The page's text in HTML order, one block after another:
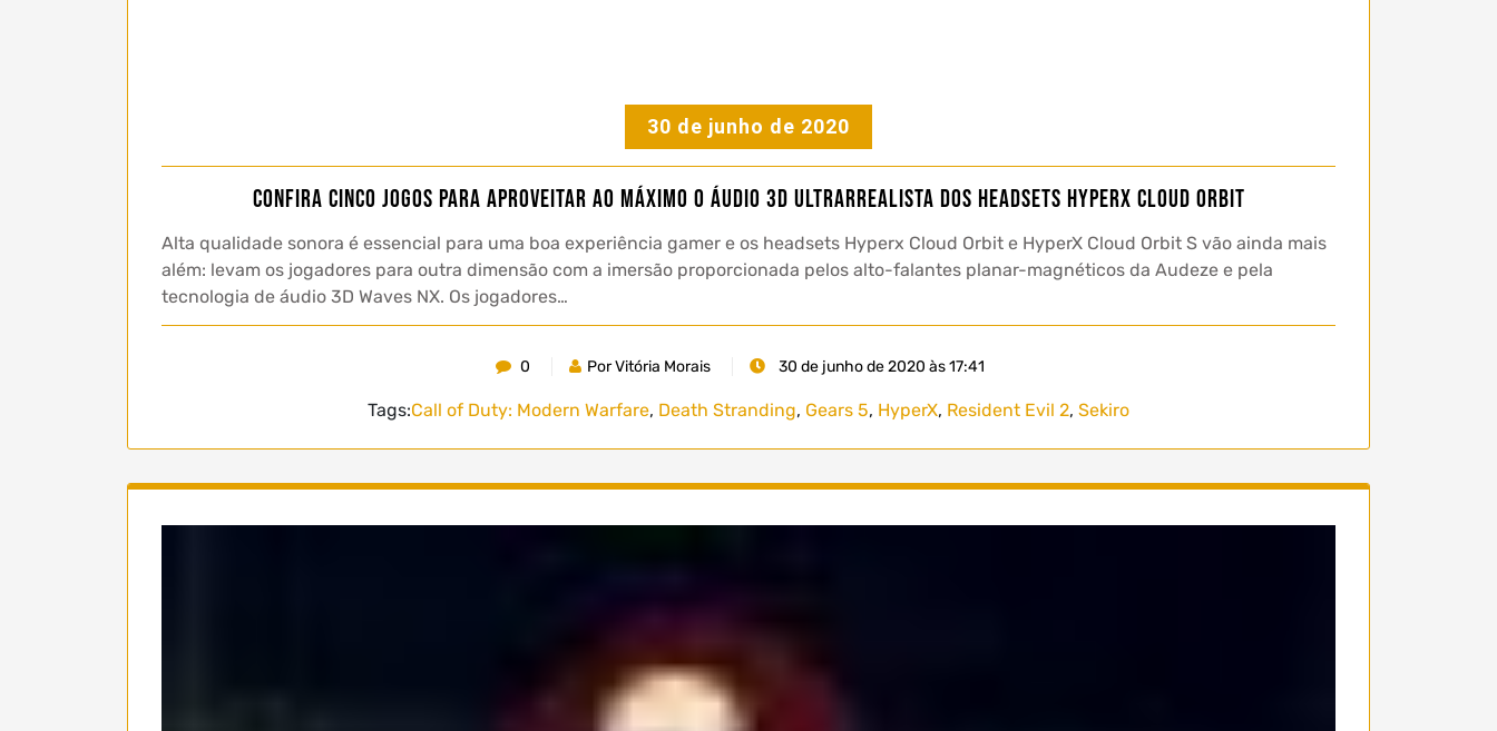
30 de junho de 2020
Confira cinco jogos para aproveitar ao máximo o áudio 3D ultrarrealista dos headsets HyperX Cloud Orbit
Alta qualidade sonora é essencial para uma boa experiência gamer e os headsets Hyperx Cloud Orbit e HyperX Cloud Orbit S vão ainda mais
além: levam os jogadores para outra dimensão com a imersão proporcionada pelos alto-falantes planar-magnéticos da Audeze e pela
tecnologia de áudio 3D Waves NX. Os jogadores…
0 Por Vitória Morais 30 de junho de 2020 às 17:41
Tags:Call of Duty: Modern Warfare, Death Stranding, Gears 5, HyperX, Resident Evil 2, Sekiro